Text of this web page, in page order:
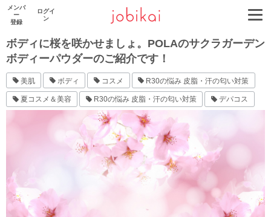
メンバ
ー
登録
ログイ
ン
ボディに桜を咲かせましょ。POLAのサクラガーデン
ボディーパウダーのご紹介です！
美肌 ボディ コスメ R30の悩み 皮脂・汗の匂い対策
夏コスメ＆美容 R30の悩み 皮脂・汗の匂い対策 デパコス